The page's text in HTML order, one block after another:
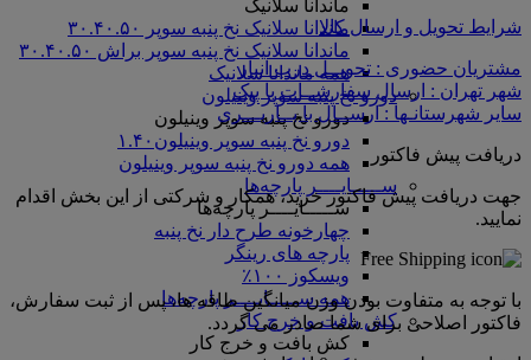
ماندانا سلانیک
ماندانا سلانیک نخ پنبه سوپر ۳۰.۴۰.۵۰
ماندانا سلانیک نخ پنبه سوپر براش ۳۰.۴۰.۵۰
همه ماندانا سلانیک
دورو نخ پنبه سوپر وینیلون
دورو نخ پنبه سوپر وینیلون
دورو نخ پنبه سوپر وینیلون۱.۴۰
همه دورو نخ پنبه سوپر وینیلون
ســـــایــــر پارچه‌ها
ســـــایــــر پارچه‌ها
چهارخونه طرح دار نخ پنبه
پارچه های رینگر
ویسکوز ۱۰۰٪
همه ســـــایــــر پارچه‌ها
کش بافت و خرج کار
کش بافت و خرج کار
شرایط تحویل و ارسال کالا
مشتریان حضوری : تحویــل درب انبار
شهر تهران : ارسال سفارشــات با پیک
سایر شهرستانـها : ارســال با بــاربـــری
دریافت پیش فاکتور
جهت دریافت پیش فاکتور خرید، همکار و شرکتی از این بخش اقدام
نمایید.
با توجه به متفاوت بودن وزن میانگین طاقه ها، پس از ثبت سفارش،
فاکتور اصلاحی برای شما صادر می گردد.